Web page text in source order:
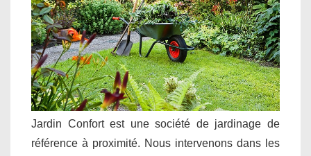
Jardin Confort est une société de jardinage de
référence à proximité. Nous intervenons dans les